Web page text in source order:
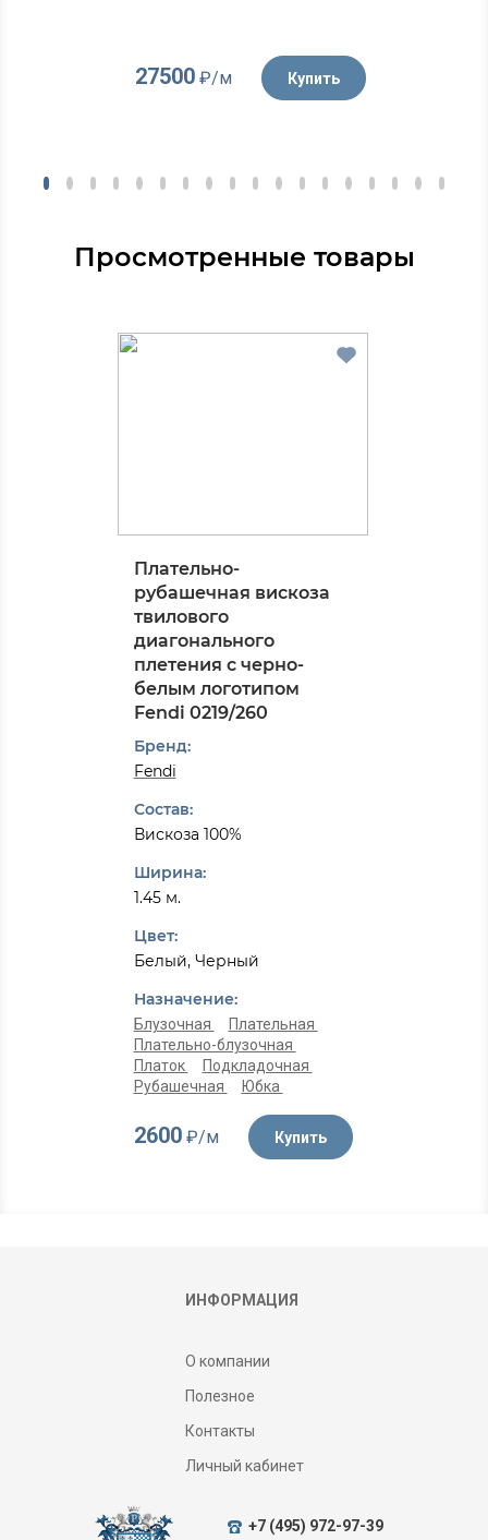
27500₽/м Купить
Просмотренные товары
Плательно-
рубашечная вискоза
твилового
диагонального
плетения с черно-
белым логотипом
Fendi 0219/260
Бренд:
Fendi
Состав:
Вискоза 100%
Ширина:
1.45 м.
Цвет:
Белый, Черный
Назначение:
Блузочная
Плательная
Плательно-блузочная
Платок
Подкладочная
Рубашечная
Юбка
2600₽/м Купить
ИНФОРМАЦИЯ
О компании
Полезное
Контакты
Личный кабинет
+7 (495) 972-97-39